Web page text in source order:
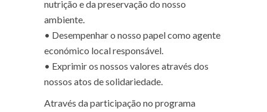
nutrição e da preservação do nosso
ambiente.
• Desempenhar o nosso papel como agente
económico local responsável.
• Exprimir os nossos valores através dos
nossos atos de solidariedade.
Através da participação no programa